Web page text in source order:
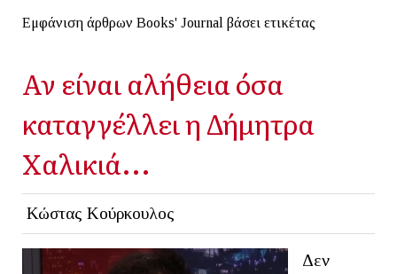
Εμφάνιση άρθρων Books' Journal βάσει ετικέτας
Αν είναι αλήθεια όσα
καταγγέλλει η Δήμητρα
Χαλικιά...
Κώστας Κούρκουλος
Δεν